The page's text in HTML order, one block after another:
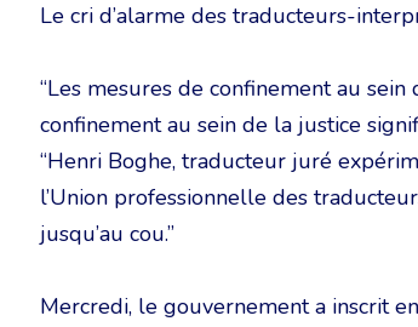
Le cri d’alarme des traducteurs-
“Les mesures de confinement au
confinement au sein de la justice
“Henri Boghe, traducteur juré
l’Union professionnelle des
jusqu’au cou.”
Mercredi, le gouvernement a inscrit